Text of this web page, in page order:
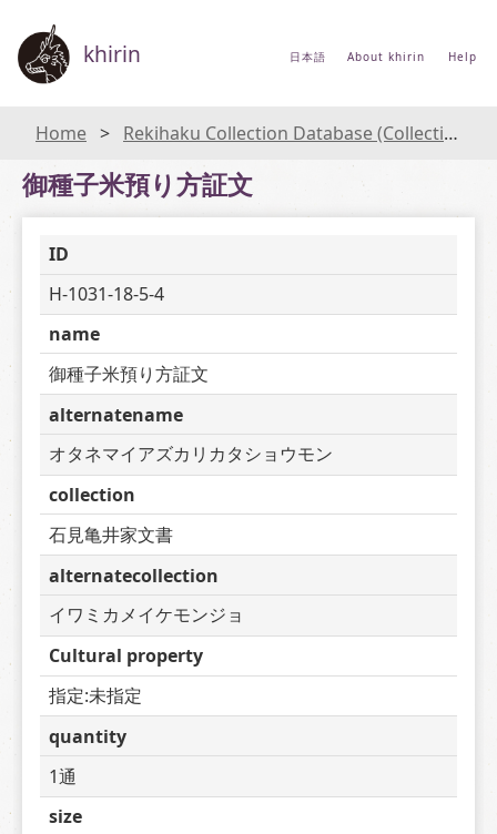
khirin 日本語 About khirin Help
Home Rekihaku Collection Database (Collections Database of the National Museum of Japanese History)
御種子米預り方証文
ID
H-1031-18-5-4
name
御種子米預り方証文
alternatename
オタネマイアズカリカタショウモン
collection
石見亀井家文書
alternatecollection
イワミカメイケモンジョ
Cultural property
指定:未指定
quantity
1通
size